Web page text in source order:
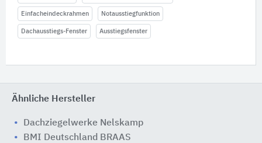
Einfacheindeckrahmen Notausstiegfunktion
Dachausstiegs-Fenster Ausstiegsfenster
Ähnliche Hersteller
Dachziegelwerke Nelskamp
BMI Deutschland BRAAS